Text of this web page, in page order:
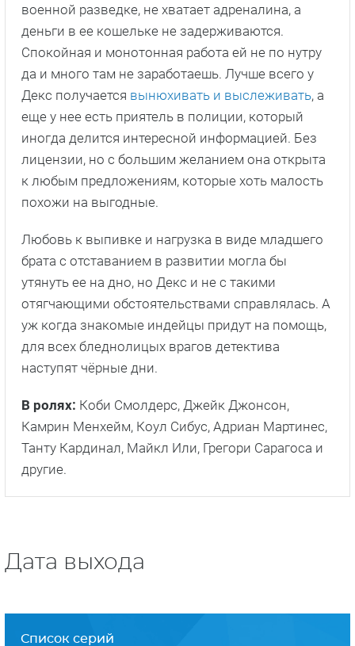
военной разведке, не хватает адреналина, а
деньги в ее кошельке не задерживаются.
Спокойная и монотонная работа ей не по нутру
да и много там не заработаешь. Лучше всего у
Декс получается вынюхивать и выслеживать, а
еще у нее есть приятель в полиции, который
иногда делится интересной информацией. Без
лицензии, но с большим желанием она открыта
к любым предложениям, которые хоть малость
похожи на выгодные.
Любовь к выпивке и нагрузка в виде младшего
брата с отставанием в развитии могла бы
утянуть ее на дно, но Декс и не с такими
отягчающими обстоятельствами справлялась. А
уж когда знакомые индейцы придут на помощь,
для всех бледнолицых врагов детектива
наступят чёрные дни.
В ролях: Коби Смолдерс, Джейк Джонсон,
Камрин Менхейм, Коул Сибус, Адриан Мартинес,
Танту Кардинал, Майкл Или, Грегори Сарагоса и
другие.
Дата выхода
Список серий